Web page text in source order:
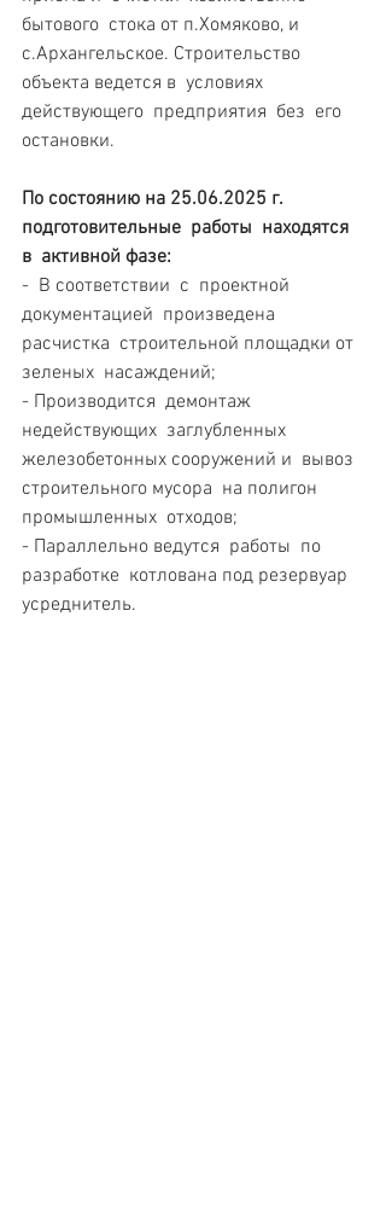
бытового  стока от п.Хомяково, и
с.Архангельское. Строительство
объекта ведется в  условиях
действующего  предприятия  без  его
остановки.
По состоянию на 25.06.2025 г.
подготовительные  работы  находятся
в  активной фазе:
-  В соответствии  с  проектной
документацией  произведена
расчистка  строительной площадки от
зеленых  насаждений;
- Производится  демонтаж
недействующих  заглубленных
железобетонных сооружений и  вывоз
строительного мусора  на полигон
промышленных  отходов;
- Параллельно ведутся  работы  по
разработке  котлована под резервуар
усреднитель.